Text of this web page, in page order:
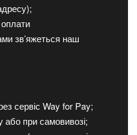
зв’яжеться наш
сервіс Way for Pay;
або при самовивозі;